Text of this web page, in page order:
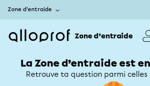
Zone d’entraide
Zone d’entraide
La Zone d’entraide est
Retrouve ta question parmi celles